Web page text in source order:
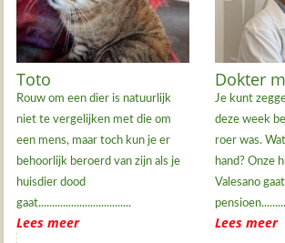
Toto
Rouw om een dier is natuurlijk
niet te vergelijken met die om
een mens, maar toch kun je er
behoorlijk beroerd van zijn als je
huisdier dood
gaat..................................
Lees meer
Dokter
Je kunt
deze week
roer was.
hand? Onze
Valesano
Lees meer